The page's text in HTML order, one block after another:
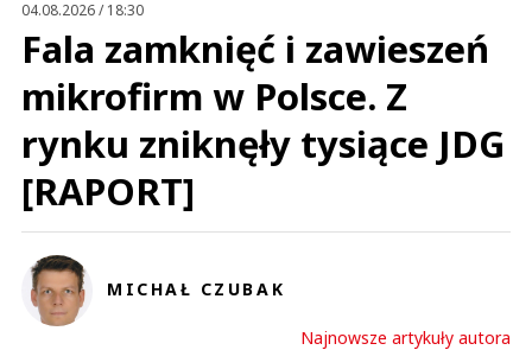
04.08.2026 / 18:30
Fala zamknięć i zawieszeń
mikrofirm w Polsce. Z
rynku zniknęły tysiące JDG
[RAPORT]
MICHAŁ CZUBAK
Najnowsze artykuły autora